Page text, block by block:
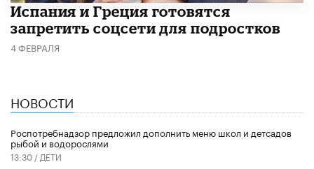
Испания и Греция готовятся
запретить соцсети для подростков
4 ФЕВРАЛЯ
НОВОСТИ
Роспотребнадзор предложил дополнить меню школ и детсадов
рыбой и водорослями
13:30 / ДЕТИ